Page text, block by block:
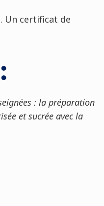
Un certificat de
: la préparation
et sucrée avec la